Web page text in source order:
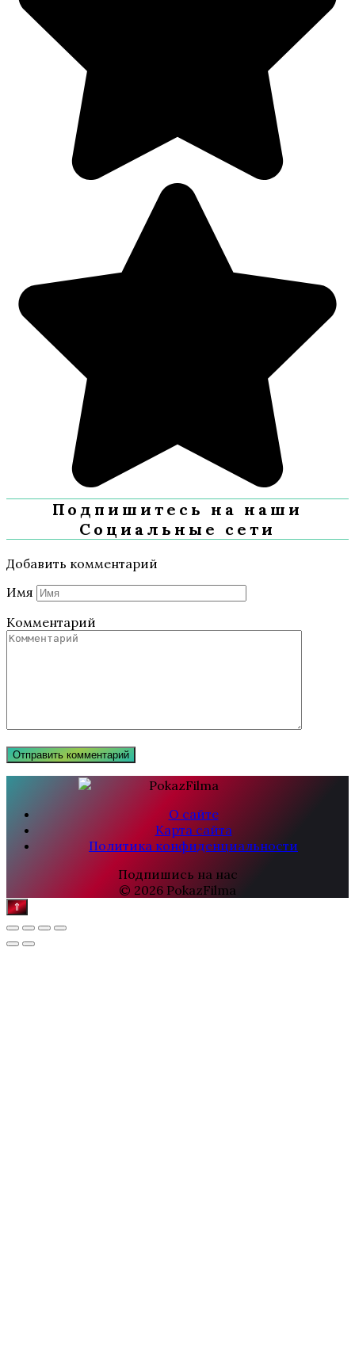
Подпишитесь на наши
Социальные сети
Добавить комментарий
Имя
Комментарий
О сайте
Карта сайта
Политика конфиденциальности
Подпишись на нас
© 2026 PokazFilma